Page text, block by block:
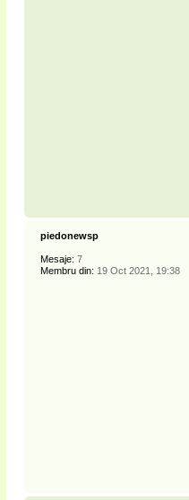
piedonewsp
Mesaje: 7
Membru din: 19 Oct 2021, 19:38